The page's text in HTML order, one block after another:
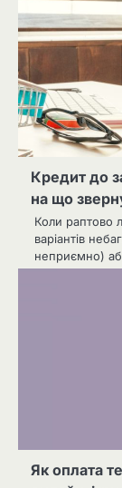
Кредит до
на що
Коли раптово
варіантів
неприємно)
Як оплата